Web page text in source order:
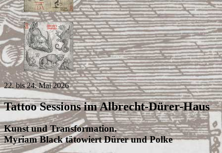
22. bis 24. Mai 2026
Tattoo Sessions im Albrecht-Dürer-Haus
Kunst und Transformation.
Myriam Black tätowiert Dürer und Polke